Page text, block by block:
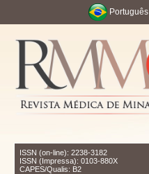
Português
ISSN (on-line): 2238-3182
ISSN (Impressa): 0103-880X
CAPES/Qualis: B2